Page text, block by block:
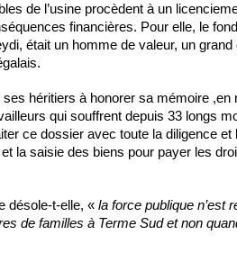
de l’usine procèdent à un
financières. Pour elle, le
était un homme de valeur, un grand
ses héritiers à honorer sa mémoire
qui souffrent depuis 33 longs
ce dossier avec toute la diligence et
la saisie des biens pour payer les
désole-t-elle, «la force publique n’est
de familles à Terme Sud et non